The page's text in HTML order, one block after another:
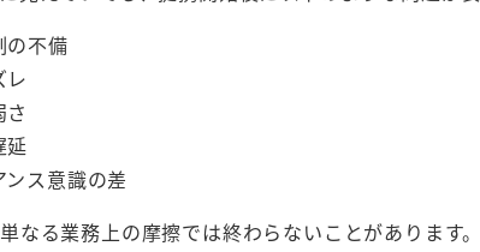
の不備
レ
延
ス意識の差
なる業務上の摩擦では終わらないことがあります。